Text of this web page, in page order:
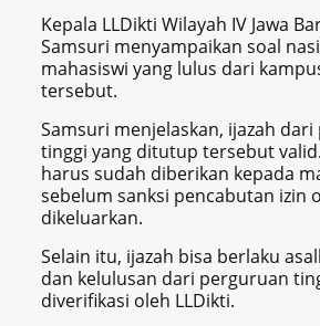
Kepala LLDikti Wilayah IV Jawa
Samsuri menyampaikan soal
mahasiswi yang lulus dari
tersebut.
Samsuri menjelaskan, ijazah
tinggi yang ditutup tersebut
harus sudah diberikan kepada
sebelum sanksi pencabutan izin
dikeluarkan.
Selain itu, ijazah bisa berlaku
dan kelulusan dari perguruan
diverifikasi oleh LLDikti.